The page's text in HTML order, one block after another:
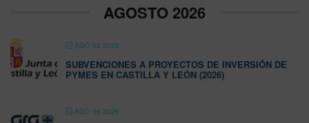
AGOSTO 2026
AGO 08 2026
SUBVENCIONES A PROYECTOS DE INVERSIÓN DE
PYMES EN CASTILLA Y LEÓN (2026)
AGO 08 2026